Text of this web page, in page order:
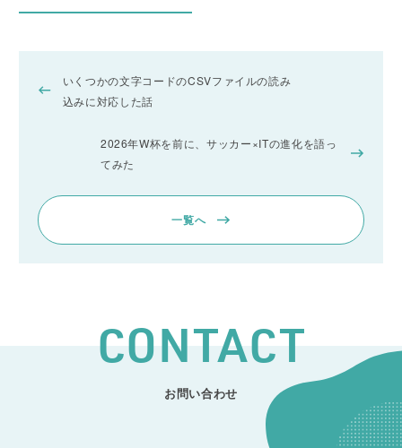
いくつかの文字コードのCSVファイルの読み
込みに対応した話
2026年W杯を前に、サッカー×ITの進化を語っ
てみた
一覧へ
CONTACT
お問い合わせ